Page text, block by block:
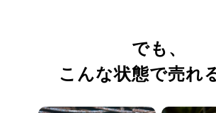
でも、
こんな状態で売れ